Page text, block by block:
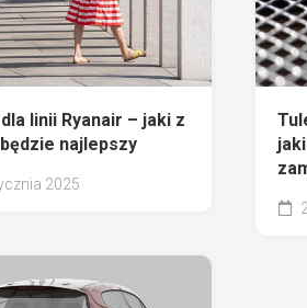
linii Ryanair – jaki z
najlepszy
2025